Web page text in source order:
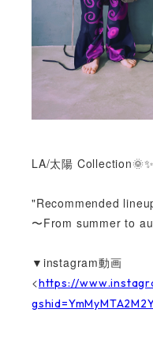
LA/太陽 Collection🌞✨
"Recommended
〜From summer to
▼instagram動画
<https://